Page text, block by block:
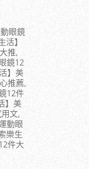
眼鏡
】
推,
鏡12
】美
推薦,
12件
】美
文,
動眼
樂生
件大